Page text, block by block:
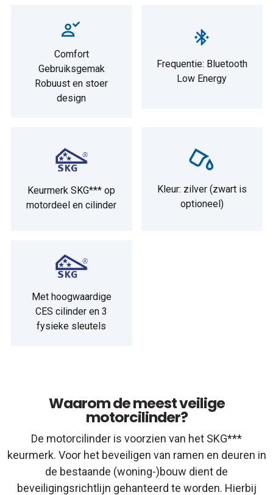
Comfort
Gebruiksgemak
Robuust en stoer
design
Frequentie: Bluetooth
Low Energy
Keurmerk SKG*** op
motordeel en cilinder
Kleur: zilver (zwart is
optioneel)
Met hoogwaardige
CES cilinder en 3
fysieke sleutels
Waarom de meest veilige
motorcilinder?
De motorcilinder is voorzien van het SKG***
keurmerk. Voor het beveiligen van ramen en deuren in
de bestaande (woning-)bouw dient de
beveiligingsrichtlijn gehanteerd te worden. Hierbij